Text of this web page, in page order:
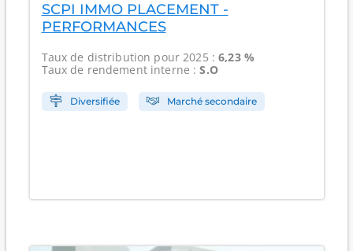
SCPI IMMO PLACEMENT -
PERFORMANCES
Taux de distribution pour 2025 :6,23 %
Taux de rendement interne :S.O
Diversifiée Marché secondaire